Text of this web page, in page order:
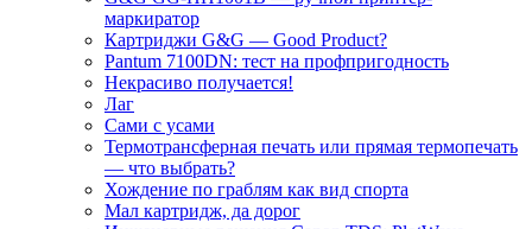
маркиратор
Картриджи G&G — Good Product?
Pantum 7100DN: тест на профпригодность
Некрасиво получается!
Лаг
Сами с усами
Термотрансферная печать или прямая термопечать
— что выбрать?
Хождение по граблям как вид спорта
Мал картридж, да дорог